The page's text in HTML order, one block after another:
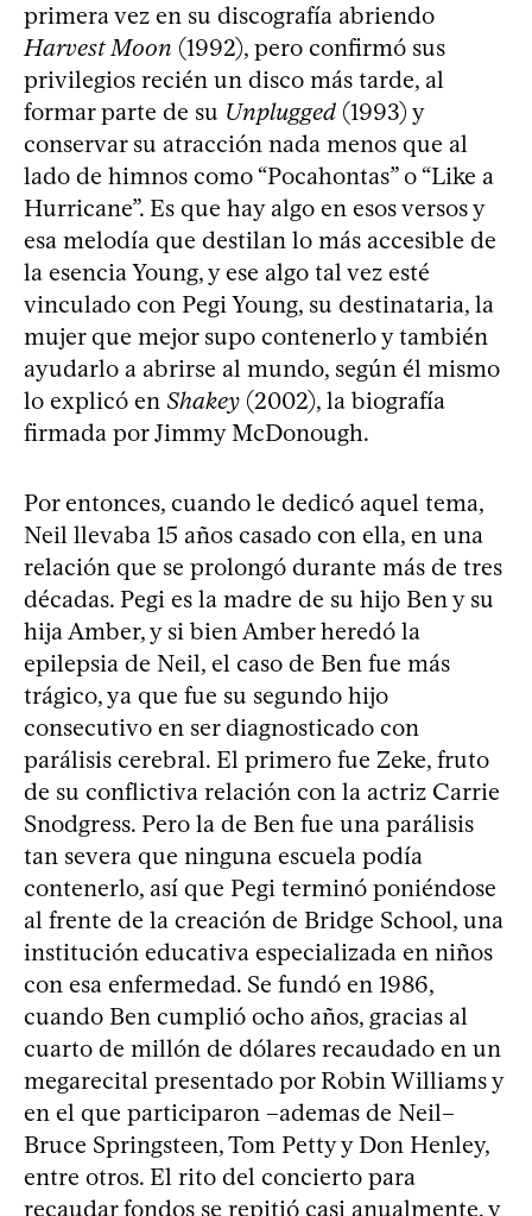
primera vez en su discografía abriendo
Harvest Moon (1992), pero confirmó sus
privilegios recién un disco más tarde, al
formar parte de su Unplugged (1993) y
conservar su atracción nada menos que al
lado de himnos como “Pocahontas” o “Like a
Hurricane”. Es que hay algo en esos versos y
esa melodía que destilan lo más accesible de
la esencia Young, y ese algo tal vez esté
vinculado con Pegi Young, su destinataria, la
mujer que mejor supo contenerlo y también
ayudarlo a abrirse al mundo, según él mismo
lo explicó en Shakey (2002), la biografía
firmada por Jimmy McDonough.
Por entonces, cuando le dedicó aquel tema,
Neil llevaba 15 años casado con ella, en una
relación que se prolongó durante más de tres
décadas. Pegi es la madre de su hijo Ben y su
hija Amber, y si bien Amber heredó la
epilepsia de Neil, el caso de Ben fue más
trágico, ya que fue su segundo hijo
consecutivo en ser diagnosticado con
parálisis cerebral. El primero fue Zeke, fruto
de su conflictiva relación con la actriz Carrie
Snodgress. Pero la de Ben fue una parálisis
tan severa que ninguna escuela podía
contenerlo, así que Pegi terminó poniéndose
al frente de la creación de Bridge School, una
institución educativa especializada en niños
con esa enfermedad. Se fundó en 1986,
cuando Ben cumplió ocho años, gracias al
cuarto de millón de dólares recaudado en un
megarecital presentado por Robin Williams y
en el que participaron –ademas de Neil–
Bruce Springsteen, Tom Petty y Don Henley,
entre otros. El rito del concierto para
recaudar fondos se repitió casi anualmente, y